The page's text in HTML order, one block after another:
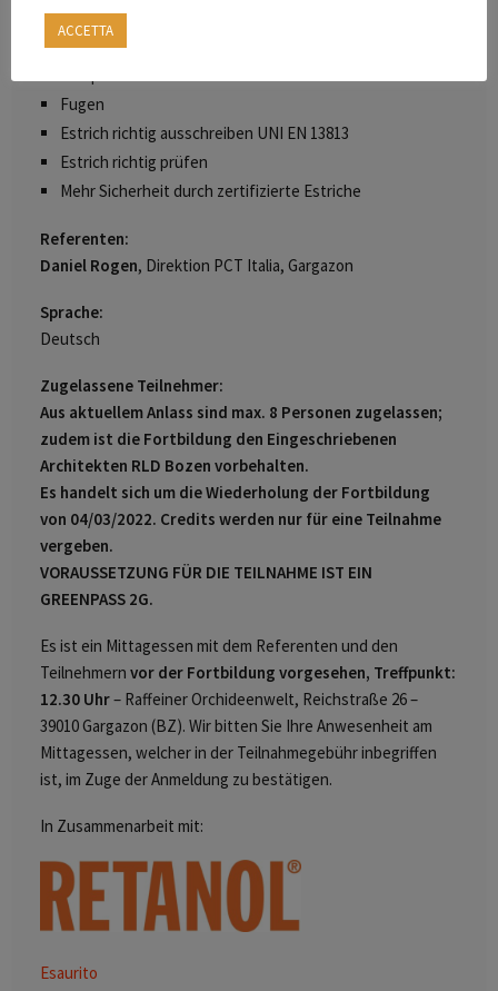
Festlegung der Estrich-Nenndicke und Mindestfestigkeit
in Abhängigkeit von der Nutzlast und vom Belag
Fugen
Estrich richtig ausschreiben UNI EN 13813
Estrich richtig prüfen
Mehr Sicherheit durch zertifizierte Estriche
Referenten:
Daniel Rogen, Direktion PCT Italia, Gargazon
Sprache:
Deutsch
Zugelassene Teilnehmer:
Aus aktuellem Anlass sind max. 8 Personen zugelassen;
zudem ist die Fortbildung den Eingeschriebenen
Architekten RLD Bozen vorbehalten.
Es handelt sich um die Wiederholung der Fortbildung
von 04/03/2022. Credits werden nur für eine Teilnahme
vergeben.
VORAUSSETZUNG FÜR DIE TEILNAHME IST EIN
GREENPASS 2G.
Es ist ein Mittagessen mit dem Referenten und den
Teilnehmern vor der Fortbildung vorgesehen, Treffpunkt:
12.30 Uhr– Raffeiner Orchideenwelt, Reichstraße 26 –
39010 Gargazon (BZ). Wir bitten Sie Ihre Anwesenheit am
Mittagessen, welcher in der Teilnahmegebühr inbegriffen
ist, im Zuge der Anmeldung zu bestätigen.
In Zusammenarbeit mit:
Esaurito
ACCETTA